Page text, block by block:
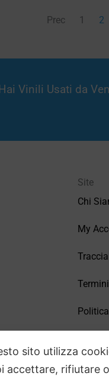
Prec 1 2
Vinili Usati da
Site
Chi
My
sito utilizza
accettare, rifiutare